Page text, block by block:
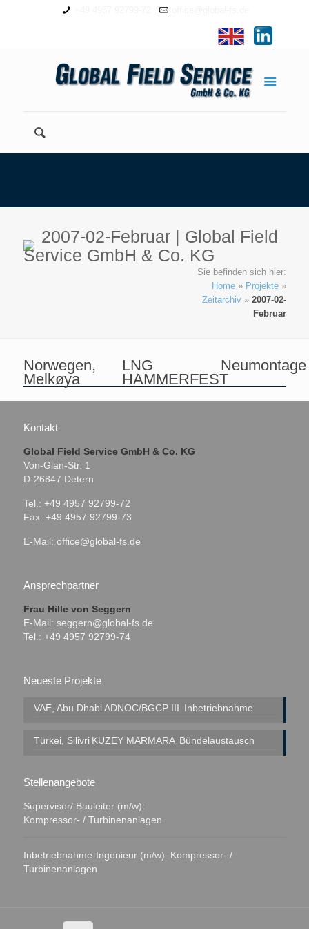
2007-02-Februar | Global Field
Service GmbH & Co. KG
Sie befinden sich hier:
Home» Projekte»
Zeitarchiv» 2007-02-
Februar
Norwegen,
Melkøya
LNG
HAMMERFEST
Neumontage
Kontakt
Global Field Service GmbH & Co. KG
Von-Glan-Str. 1
D-26847 Detern
Tel.: +49 4957 92799-72
Fax: +49 4957 92799-73
E-Mail: office@global-fs.de
Ansprechpartner
Frau Hille von Seggern
E-Mail: seggern@global-fs.de
Tel.: +49 4957 92799-74
Neueste Projekte
VAE, Abu Dhabi ADNOC/BGCP III Inbetriebnahme
Türkei, Silivri KUZEY MARMARA Bündelaustausch
Stellenangebote
Supervisor/ Bauleiter (m/w):
Kompressor- / Turbinenanlagen
Inbetriebnahme-Ingenieur (m/w): Kompressor- /
Turbinenanlagen